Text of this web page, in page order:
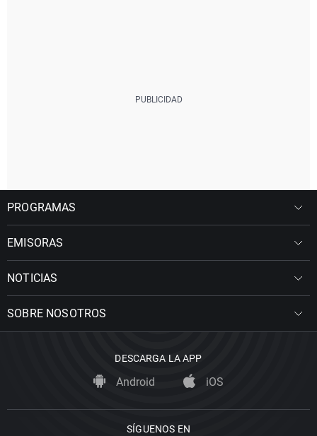
PROGRAMAS
EMISORAS
NOTICIAS
SOBRE NOSOTROS
DESCARGA LA APP
Android iOS
SÍGUENOS EN